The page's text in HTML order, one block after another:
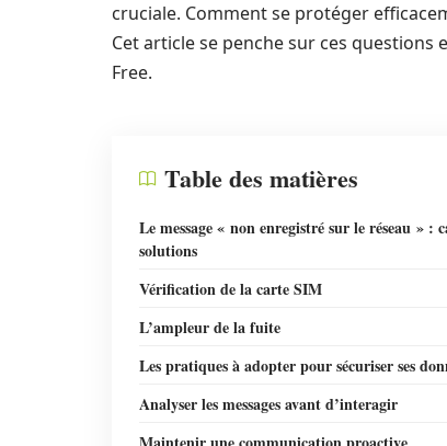
cruciale. Comment se protéger
Cet article se penche sur ces
Free.
Table des matières
Le message « non enregistré sur le réseau » :
solutions
Vérification de la carte SIM
L’ampleur de la fuite
Les pratiques à adopter pour sécuriser ses
Analyser les messages avant d’interagir